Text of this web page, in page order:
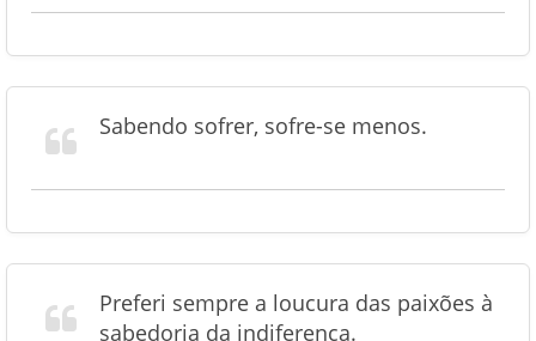
Sabendo sofrer, sofre-se menos.
Preferi sempre a loucura das paixões à
sabedoria da indiferença.